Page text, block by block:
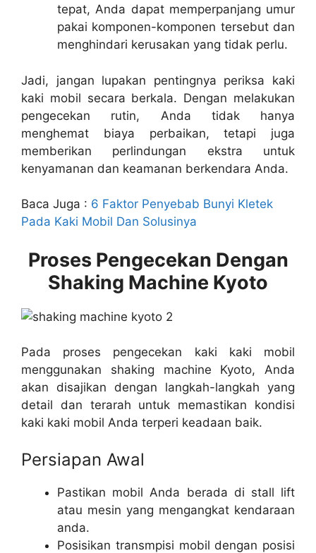
tepat, Anda dapat memperpanjang umur
pakai komponen-komponen tersebut dan
menghindari kerusakan yang tidak perlu.
Jadi, jangan lupakan pentingnya periksa kaki
kaki mobil secara berkala. Dengan melakukan
pengecekan rutin, Anda tidak hanya
menghemat biaya perbaikan, tetapi juga
memberikan perlindungan ekstra untuk
kenyamanan dan keamanan berkendara Anda.
Baca Juga : 6 Faktor Penyebab Bunyi Kletek
Pada Kaki Mobil Dan Solusinya
Proses Pengecekan Dengan
Shaking Machine Kyoto
Pada proses pengecekan kaki kaki mobil
menggunakan shaking machine Kyoto, Anda
akan disajikan dengan langkah-langkah yang
detail dan terarah untuk memastikan kondisi
kaki kaki mobil Anda terperi keadaan baik.
Persiapan Awal
Pastikan mobil Anda berada di stall lift
atau mesin yang mengangkat kendaraan
anda.
Posisikan transmpisi mobil dengan posisi